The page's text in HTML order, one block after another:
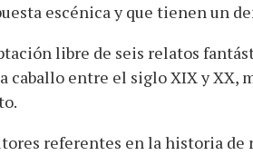
escénica y que tienen un
libre de seis relatos
caballo entre el siglo XIX y XX,
referentes en la historia de